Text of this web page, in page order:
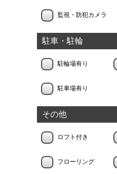
監視・防犯カメラ
駐車・駐輪
駐輪場有り
駐車場有り
その他
ロフト付き
フローリング